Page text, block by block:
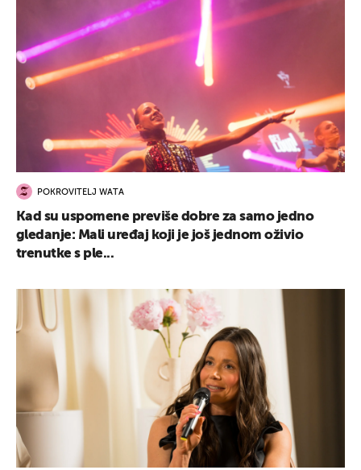
POKROVITELJ WATA
Kad su uspomene previše dobre za samo jedno
gledanje: Mali uređaj koji je još jednom oživio
trenutke s ple...